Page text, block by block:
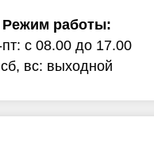
Режим работы:
с 08.00 до 17.00
сб, вс: выходной